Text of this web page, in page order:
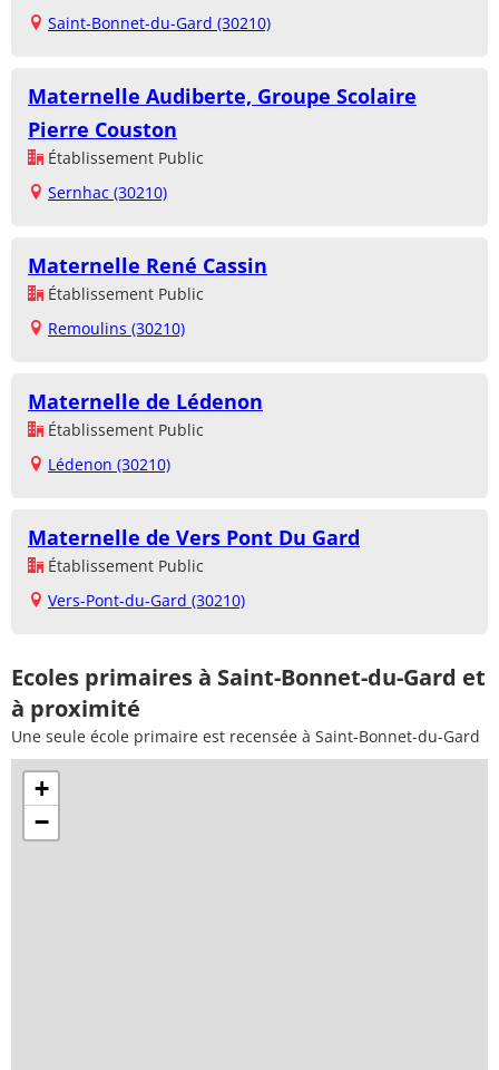
Saint-Bonnet-du-Gard (30210)
Maternelle Audiberte, Groupe Scolaire
Pierre Couston
Établissement Public
Sernhac (30210)
Maternelle René Cassin
Établissement Public
Remoulins (30210)
Maternelle de Lédenon
Établissement Public
Lédenon (30210)
Maternelle de Vers Pont Du Gard
Établissement Public
Vers-Pont-du-Gard (30210)
Ecoles primaires à Saint-Bonnet-du-Gard et
à proximité
Une seule école primaire est recensée à Saint-Bonnet-du-Gard
+
−